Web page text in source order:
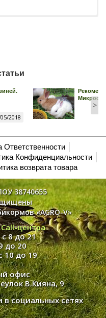
2018
>
Ответственности
Конфиденциальности
возврата товара
38740655
«AGRO-V»
центра
8 до 21
до 20
10 до 19
офис
В.Кияна, 9
в социальных сетях